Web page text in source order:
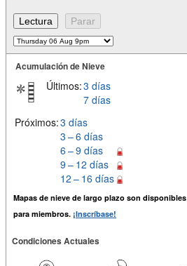
Acumulación de Nieve
Últimos:3 días
7 días
Próximos:3 días
3 – 6 días
6 – 9 días
9 – 12 días
12 – 16 días
Mapas de nieve de largo plazo son disponibles
para miembros. ¡Inscríbase!
Condiciones Actuales